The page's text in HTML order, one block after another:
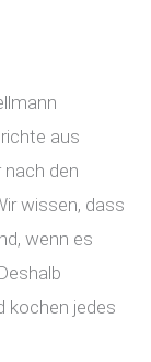
aus
den
wissen, dass
wenn es
kochen jedes